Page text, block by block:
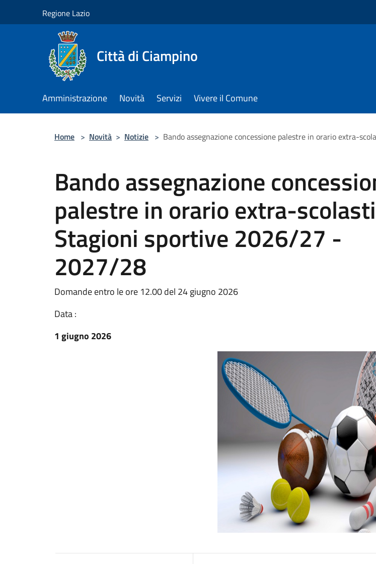
Regione Lazio
Città di Ciampino
Amministrazione Novità Servizi Vivere il Comune
Home > Novità > Notizie > Bando assegnazione concessione palestre in orario extra-
Bando assegnazione
palestre in orario extra-
Stagioni sportive 2026/27 -
2027/28
Domande entro le ore 12.00 del 24 giugno 2026
Data :
1 giugno 2026